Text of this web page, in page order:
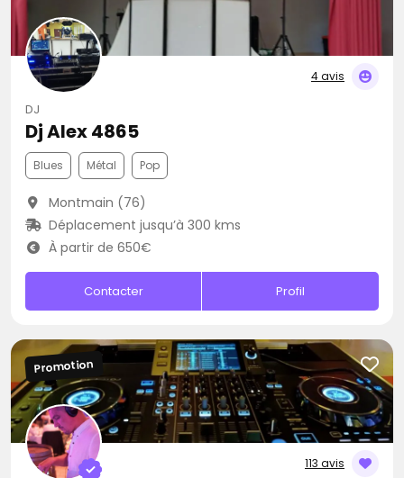
4 avis
DJ
Dj Alex 4865
Blues Métal Pop
Montmain (76)
Déplacement jusqu’à 300 kms
À partir de 650€
Contacter Profil
113 avis
Promotion